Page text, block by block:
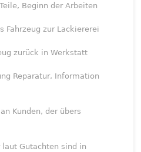
Beginn der Arbeiten
Fahrzeug zur Lackiererei
zurück in Werkstatt
Reparatur, Information
Kunden, der übers
laut Gutachten sind in